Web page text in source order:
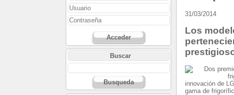
Acceder
Buscar
Busqueda
31/03/2014
Los
innovación de
gama de